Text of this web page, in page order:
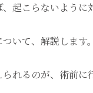
起こらないように
いて、解説します。
れるのが、術前